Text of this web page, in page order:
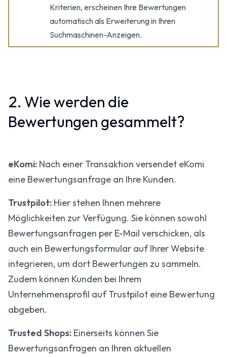
Kriterien, erscheinen Ihre Bewertungen
automatisch als Erweiterung in Ihren
Suchmaschinen-Anzeigen.
2. Wie werden die
Bewertungen gesammelt?
eKomi: Nach einer Transaktion versendet eKomi
eine Bewertungsanfrage an Ihre Kunden.
Trustpilot: Hier stehen Ihnen mehrere
Möglichkeiten zur Verfügung. Sie können sowohl
Bewertungsanfragen per E-Mail verschicken, als
auch ein Bewertungsformular auf Ihrer Website
integrieren, um dort Bewertungen zu sammeln.
Zudem können Kunden bei Ihrem
Unternehmensprofil auf Trustpilot eine Bewertung
abgeben.
Trusted Shops: Einerseits können Sie
Bewertungsanfragen an Ihren aktuellen